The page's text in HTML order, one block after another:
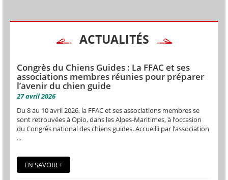
ACTUALITÉS
Congrès du Chiens Guides : La FFAC et ses
associations membres réunies pour préparer
l’avenir du chien guide
27 avril 2026
Du 8 au 10 avril 2026, la FFAC et ses associations membres se
sont retrouvées à Opio, dans les Alpes-Maritimes, à l’occasion
du Congrès national des chiens guides. Accueilli par l’association
...
EN SAVOIR +